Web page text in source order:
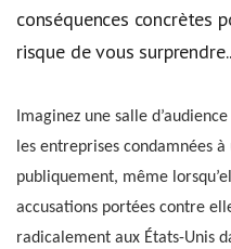
conséquences concrètes
risque de vous
Imaginez une salle
les entreprises condamnées
publiquement, même
accusations portées contre
radicalement aux États-Unis